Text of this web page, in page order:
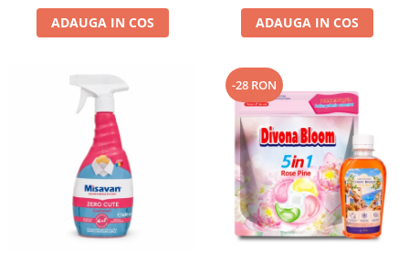
ADAUGA IN COS ADAUGA IN COS
-28 RON